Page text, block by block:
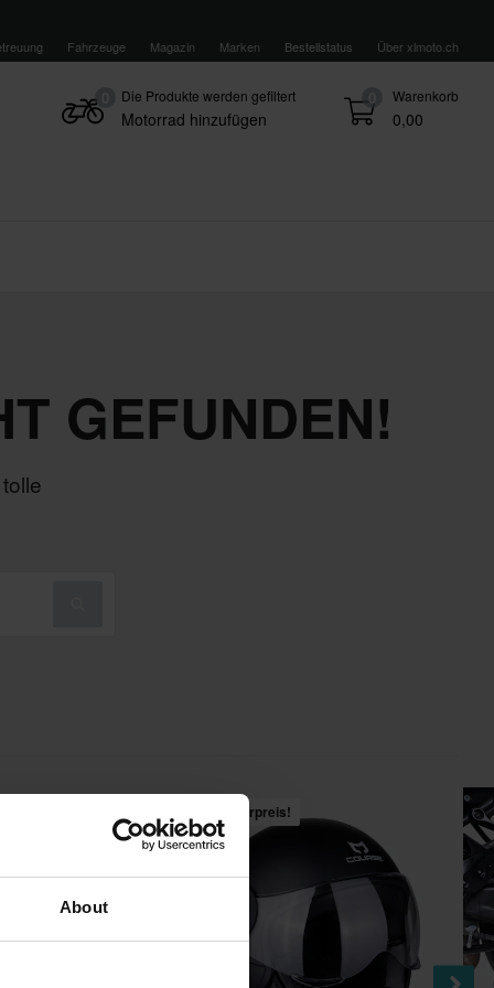
About
Fahrzeuge Magazin Marken Bestellstatus Über xlmoto.ch
0 Warenkorb
0,00
Die Produkte werden gefiltert
Motorrad hinzufügen
GEFUNDEN!
Hammerpreis!